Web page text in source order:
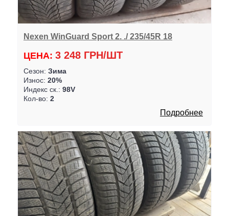
Nexen WinGuard Sport 2. ./ 235/45R 18
ЦЕНА: 3 248 ГРН/ШТ
Сезон: Зима
Износ: 20%
Индекс ск.: 98V
Кол-во: 2
Подробнее